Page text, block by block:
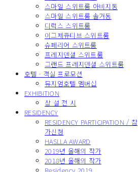
스마일 스위트룸 아비지동
스마일 스위트룸 솔거동
디럭스 스위트룸
이그제큐티브 스위트룸
슈페리어 스위트룸
프레지덴셜 스위트룸
그랜드 프레지덴셜 스위트룸
호텔 · 객실 프로모션
뮤지엄호텔 멤버십
EXHIBITION
상 설 전 시
RESIDENCY
RESIDENCY PARTICIPATION / 참
가신청
HASLLA AWARD
2019년 올해의 작가
2018년 올해의 작가